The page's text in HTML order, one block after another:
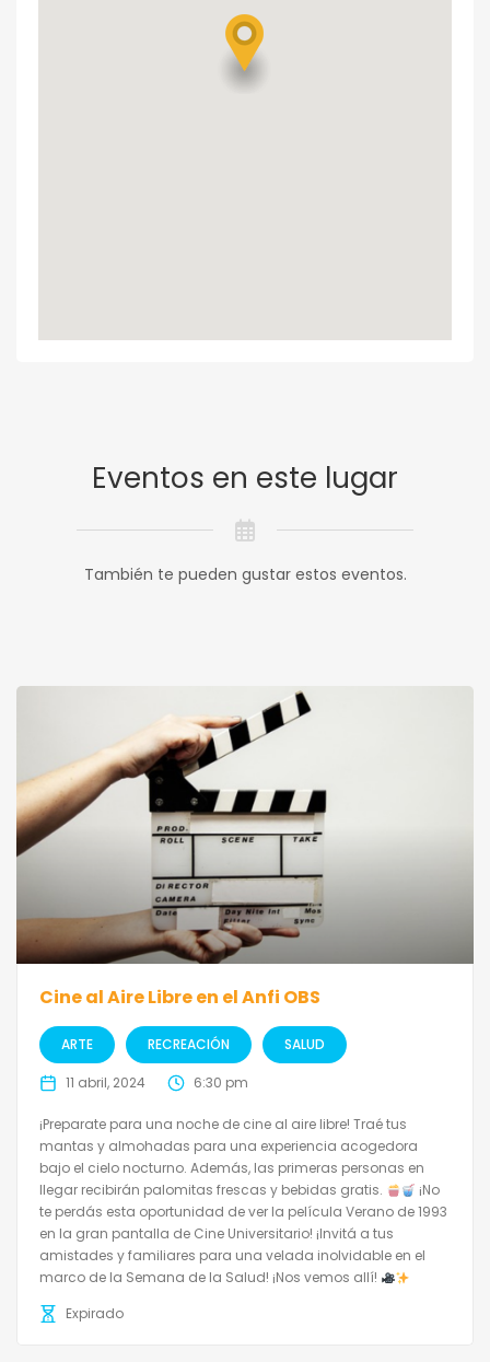
Eventos en este lugar
También te pueden gustar estos eventos.
Cine al Aire Libre en el Anfi OBS
ARTE RECREACIÓN SALUD
11 abril, 2024 6:30 pm
¡Preparate para una noche de cine al aire libre! Traé tus
mantas y almohadas para una experiencia acogedora
bajo el cielo nocturno. Además, las primeras personas en
llegar recibirán palomitas frescas y bebidas gratis.
¡No
te perdás esta oportunidad de ver la película Verano de 1993
en la gran pantalla de Cine Universitario! ¡Invitá a tus
amistades y familiares para una velada inolvidable en el
marco de la Semana de la Salud! ¡Nos vemos allí!
Expirado